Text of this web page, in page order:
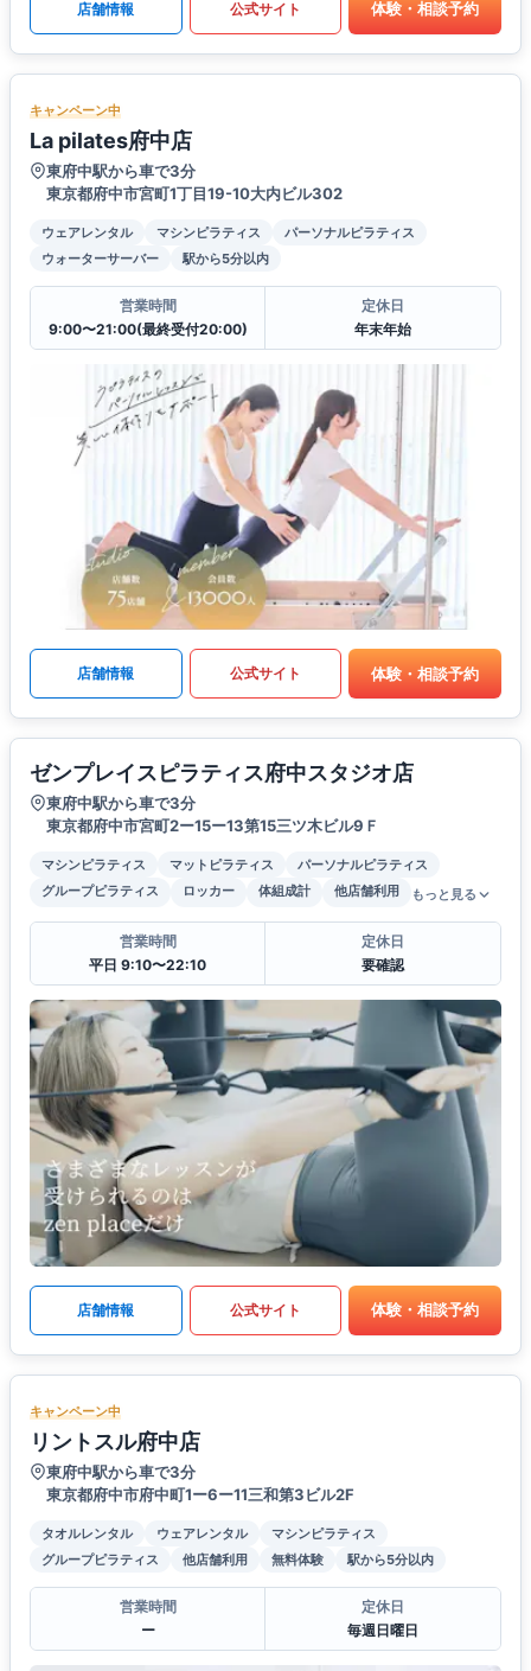
店舗情報 公式サイト 体験・相談予約
キャンペーン中
La pilates府中店
東府中駅から車で3分
東京都府中市宮町1丁目19-10大内ビル302
ウェアレンタル マシンピラティス
パーソナルピラティス
ウォーターサーバー
駅から5分以内
営業時間
9:00〜21:00(最終受付20:00)
定休日
年末年始
店舗情報 公式サイト 体験・相談予約
ゼンプレイスピラティス府中スタジオ店
東府中駅から車で3分
東京都府中市宮町2ー15ー13第15三ツ木ビル9Ｆ
マシンピラティス マットピラティス
パーソナルピラティス
グループピラティス
ロッカー 体組成計 他店舗利用 もっと見る
営業時間
平日 9:10〜22:10
定休日
要確認
店舗情報 公式サイト 体験・相談予約
キャンペーン中
リントスル府中店
東府中駅から車で3分
東京都府中市府中町1ー6ー11三和第3ビル2F
タオルレンタル ウェアレンタル
マシンピラティス
グループピラティス
他店舗利用 無料体験 駅から5分以内
営業時間
ー
定休日
毎週日曜日